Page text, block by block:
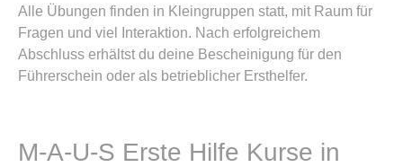
Alle Übungen finden in Kleingruppen statt, mit Raum für
Fragen und viel Interaktion. Nach erfolgreichem
Abschluss erhältst du deine Bescheinigung für den
Führerschein oder als betrieblicher Ersthelfer.
M-A-U-S Erste Hilfe Kurse in